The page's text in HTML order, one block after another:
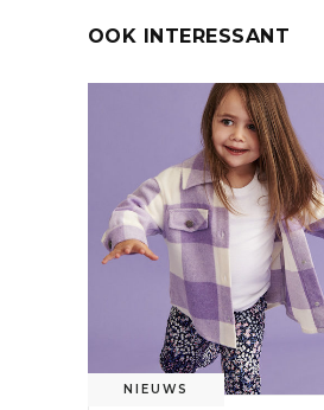
OOK INTERESSANT
NIEUWS